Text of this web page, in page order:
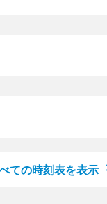
ての時刻表を表示